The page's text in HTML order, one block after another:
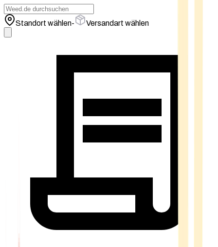
Standort wählen- Versandart wählen